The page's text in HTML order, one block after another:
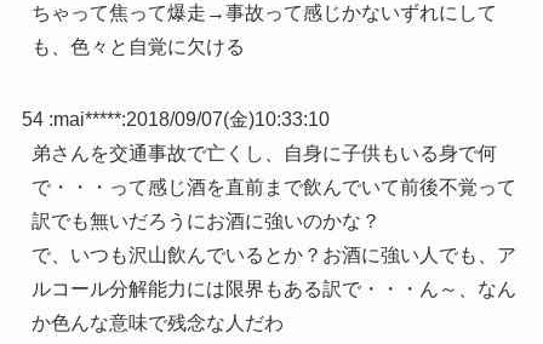
ちゃって焦って爆走→事故って感じかないずれにして
も、色々と自覚に欠ける
54 :mai*****:2018/09/07(金)10:33:10
弟さんを交通事故で亡くし、自身に子供もいる身で何
で・・・って感じ酒を直前まで飲んでいて前後不覚って
訳でも無いだろうにお酒に強いのかな？
で、いつも沢山飲んでいるとか？お酒に強い人でも、ア
ルコール分解能力には限界もある訳で・・・ん～、なん
か色んな意味で残念な人だわ